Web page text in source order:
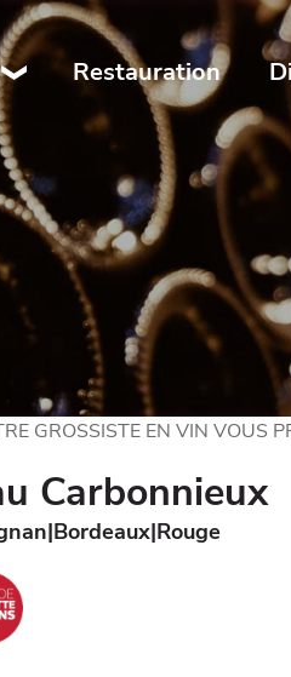
Restauration
GROSSISTE EN VIN VOUS
Carbonnieux
Bordeaux Rouge